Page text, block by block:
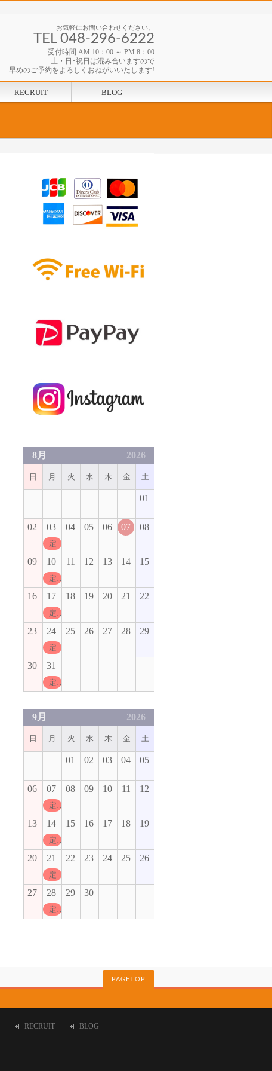
お気軽にお問い合わせください。
TEL 048-296-6222
受付時間 AM 10：00 ～ PM 8：00
土・日･祝日は混み合いますので
早めのご予約をよろしくおねがいいたします!
RECRUIT BLOG
8月 2026
日 月 火 水 木 金 土
01
02 03
定休日
04 05 06 07 08
09 10
定休日
11 12 13 14 15
16 17
定休日
18 19 20 21 22
23 24
定休日
25 26 27 28 29
30 31
定休日
9月 2026
日 月 火 水 木 金 土
01 02 03 04 05
06 07
定休日
08 09 10 11 12
13 14
定休日
15 16 17 18 19
20 21
定休日
22 23 24 25 26
27 28
定休日
29 30
PAGETOP
RECRUIT BLOG